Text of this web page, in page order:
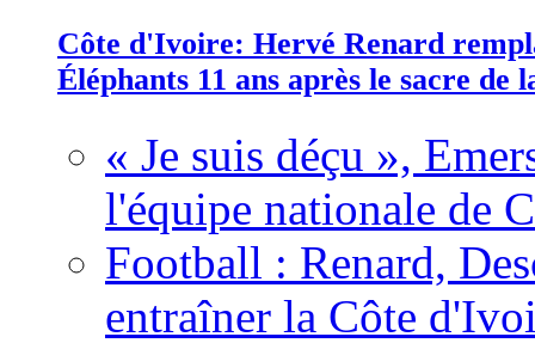
Côte d'Ivoire: Hervé Renard
Éléphants 11 ans après le sacre de
« Je suis déçu »,
l'équipe nationale de
Football : Renard,
entraîner la Côte